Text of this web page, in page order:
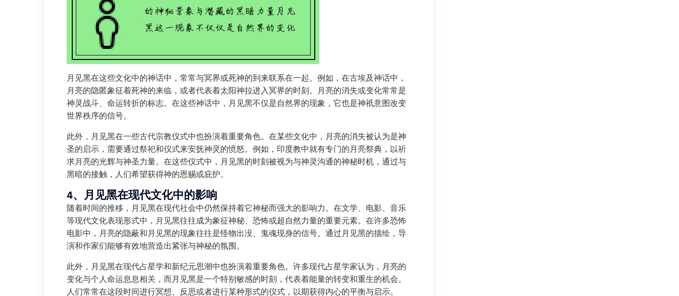
月见黑在这些文化中的神话中，常常与冥界或死神的到来联系在一起。例如，在古埃及神话中，
月亮的隐匿象征着死神的来临，或者代表着太阳神拉进入冥界的时刻。月亮的消失或变化常常是
神灵战斗、命运转折的标志。在这些神话中，月见黑不仅是自然界的现象，它也是神祇意图改变
世界秩序的信号。
此外，月见黑在一些古代宗教仪式中也扮演着重要角色。在某些文化中，月亮的消失被认为是神
圣的启示，需要通过祭祀和仪式来安抚神灵的愤怒。例如，印度教中就有专门的月亮祭典，以祈
求月亮的光辉与神圣力量。在这些仪式中，月见黑的时刻被视为与神灵沟通的神秘时机，通过与
黑暗的接触，人们希望获得神的恩赐或庇护。
4、月见黑在现代文化中的影响
随着时间的推移，月见黑在现代社会中仍然保持着它神秘而强大的影响力。在文学、电影、音乐
等现代文化表现形式中，月见黑往往成为象征神秘、恐怖或超自然力量的重要元素。在许多恐怖
电影中，月亮的隐蔽和月见黑的现象往往是怪物出没、鬼魂现身的信号。通过月见黑的描绘，导
演和作家们能够有效地营造出紧张与神秘的氛围。
此外，月见黑在现代占星学和新纪元思潮中也扮演着重要角色。许多现代占星学家认为，月亮的
变化与个人命运息息相关，而月见黑是一个特别敏感的时刻，代表着能量的转变和重生的机会。
人们常常在这段时间进行冥想、反思或者进行某种形式的仪式，以期获得内心的平衡与启示。